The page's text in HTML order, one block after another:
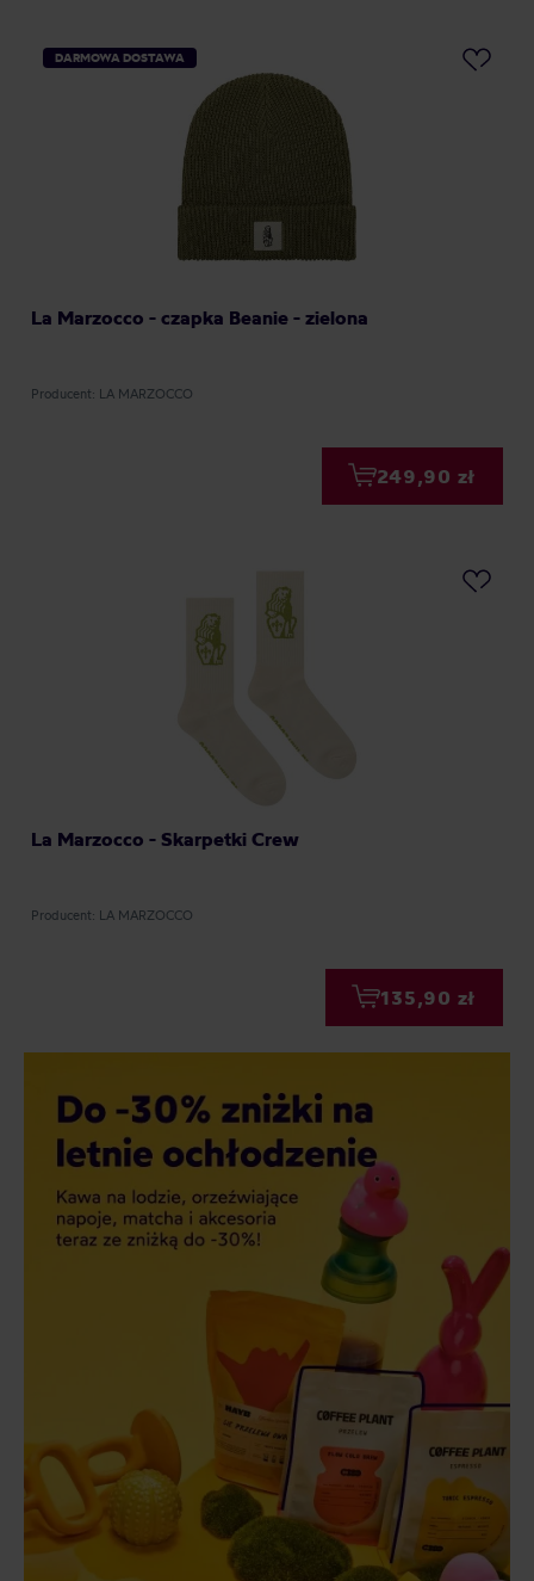
DARMOWA DOSTAWA
La Marzocco - czapka Beanie - zielona
Producent: LA MARZOCCO
249,90 zł
La Marzocco - Skarpetki Crew
Producent: LA MARZOCCO
135,90 zł